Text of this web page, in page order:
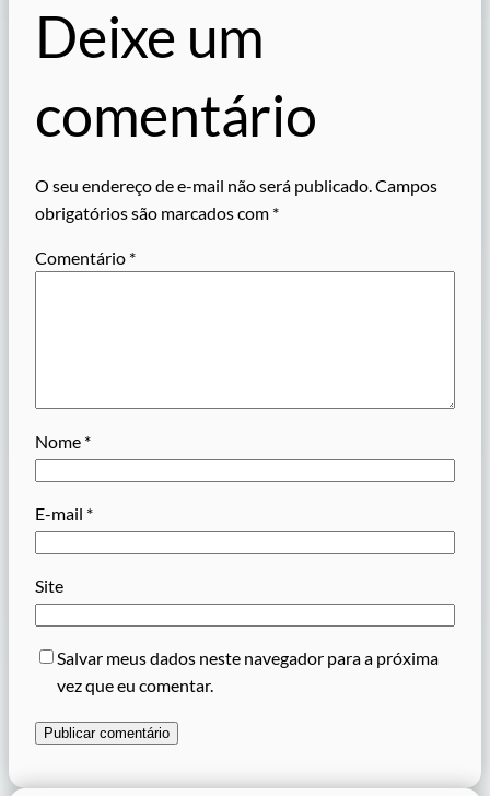
Deixe um
comentário
O seu endereço de e-mail não será publicado.Campos
obrigatórios são marcados com *
Comentário *
Nome *
E-mail *
Site
Salvar meus dados neste navegador para a próxima
vez que eu comentar.